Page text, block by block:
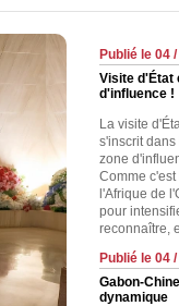
Publié le 04
Visite d'État
d'influence !
La visite
s'inscrit
zone
Comme
l'Afrique de
pour
reconnaître,
Publié le 04
Gabon-
dynamique